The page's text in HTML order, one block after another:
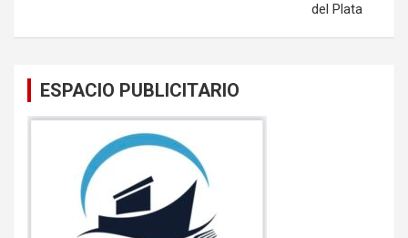
del Plata
ESPACIO PUBLICITARIO